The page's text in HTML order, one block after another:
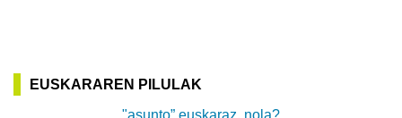
EUSKARAREN PILULAK
"asunto” euskaraz, nola?